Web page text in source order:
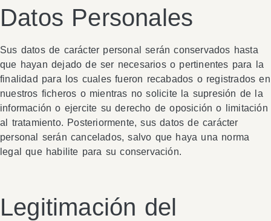
Datos Personales
Sus datos de carácter personal serán conservados hasta
que hayan dejado de ser necesarios o pertinentes para la
finalidad para los cuales fueron recabados o registrados en
nuestros ficheros o mientras no solicite la supresión de la
información o ejercite su derecho de oposición o limitación
al tratamiento. Posteriormente, sus datos de carácter
personal serán cancelados, salvo que haya una norma
legal que habilite para su conservación.
Legitimación del